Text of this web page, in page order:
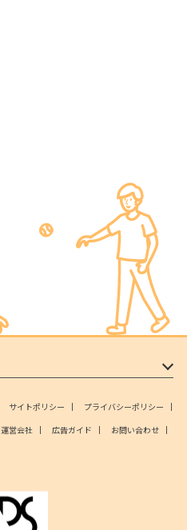
サイトポリシー
プライバシーポリシー
運営会社 広告ガイド
お問い合わせ